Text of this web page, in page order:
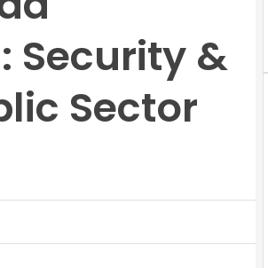
Security &
Sector